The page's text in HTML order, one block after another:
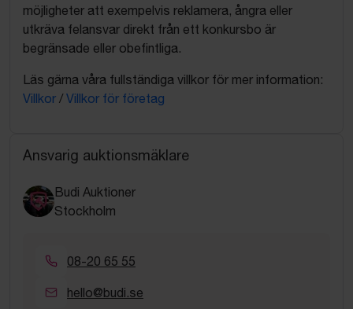
möjligheter att exempelvis reklamera, ångra eller
utkräva felansvar direkt från ett konkursbo är
begränsade eller obefintliga.
Läs gärna våra fullständiga villkor för mer information:
Villkor / Villkor för företag
Ansvarig auktionsmäklare
Budi Auktioner
Stockholm
08-20 65 55
hello@budi.se